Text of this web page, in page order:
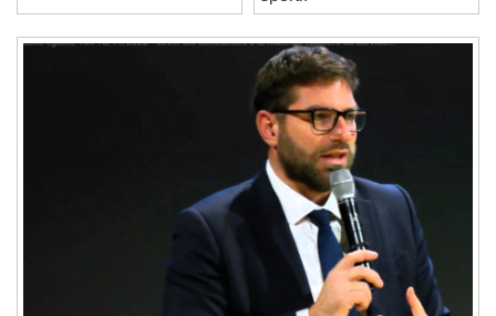
Seek to live, currently behind liveLIVE
Remaining Time-0:00
descriptions off
, selected
subtitles settings
, opens subtitles
settings dialog
sportif